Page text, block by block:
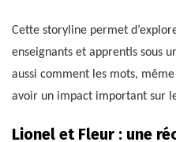
Cette storyline permet
enseignants et apprentis sous
aussi comment les mots,
avoir un impact important sur
Lionel et Fleur : une